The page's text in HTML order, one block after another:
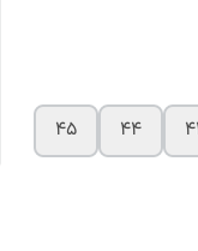
44
45